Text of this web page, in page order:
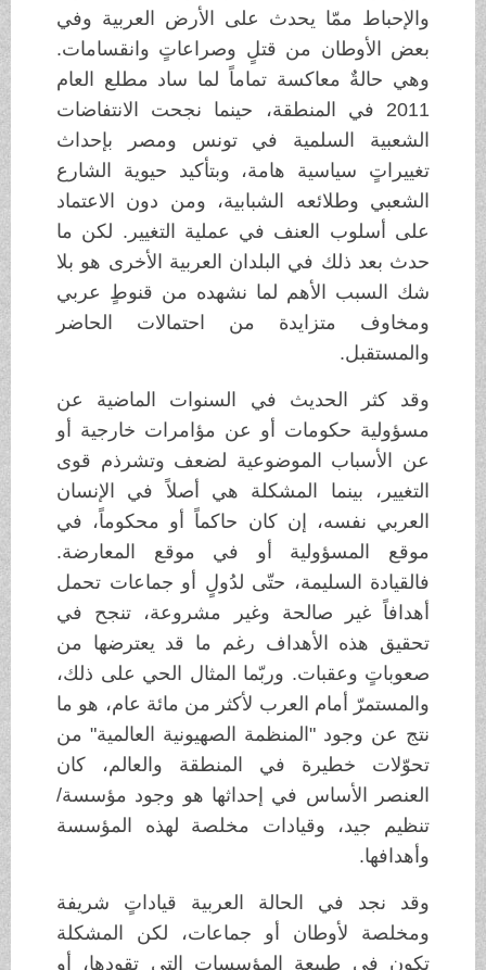
والإحباط ممّا يحدث على الأرض العربية وفي
بعض الأوطان من قتلٍ وصراعاتٍ وانقسامات.
وهي حالةٌ معاكسة تماماً لما ساد مطلع العام
2011 في المنطقة، حينما نجحت الانتفاضات
الشعبية السلمية في تونس ومصر بإحداث
تغييراتٍ سياسية هامة، وبتأكيد حيوية الشارع
الشعبي وطلائعه الشبابية، ومن دون الاعتماد
على أسلوب العنف في عملية التغيير. لكن ما
حدث بعد ذلك في البلدان العربية الأخرى هو بلا
شك السبب الأهم لما نشهده من قنوطٍ عربي
ومخاوف متزايدة من احتمالات الحاضر
والمستقبل.
وقد كثر الحديث في السنوات الماضية عن
مسؤولية حكومات أو عن مؤامرات خارجية أو
عن الأسباب الموضوعية لضعف وتشرذم قوى
التغيير، بينما المشكلة هي أصلاً في الإنسان
العربي نفسه، إن كان حاكماً أو محكوماً، في
موقع المسؤولية أو في موقع المعارضة.
فالقيادة السليمة، حتّى لدُولٍ أو جماعات تحمل
أهدافاً غير صالحة وغير مشروعة، تنجح في
تحقيق هذه الأهداف رغم ما قد يعترضها من
صعوباتٍ وعقبات. وربّما المثال الحي على ذلك،
والمستمرّ أمام العرب لأكثر من مائة عام، هو ما
نتج عن وجود "المنظمة الصهيونية العالمية" من
تحوّلات خطيرة في المنطقة والعالم، كان
العنصر الأساس في إحداثها هو وجود مؤسسة/
تنظيم جيد، وقيادات مخلصة لهذه المؤسسة
وأهدافها.
وقد نجد في الحالة العربية قياداتٍ شريفة
ومخلصة لأوطان أو جماعات، لكن المشكلة
تكون في طبيعة المؤسسات التي تقودها، أو